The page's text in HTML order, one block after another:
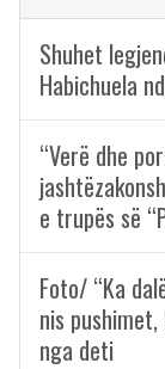
Shuhet
Habichuela
“Verë dhe
e trupës së
Foto/ “Ka
nis pushimet,
nga deti